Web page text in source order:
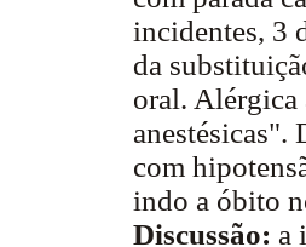
incidentes, 3
da
oral.
anestésicas".
com
indo a óbito
Discussão: a